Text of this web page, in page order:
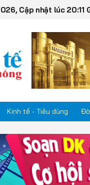
Cập nhật lúc 20:11
Kinh tế - Tiêu dùng